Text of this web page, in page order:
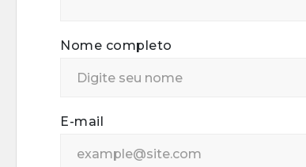
Nome completo
E-mail